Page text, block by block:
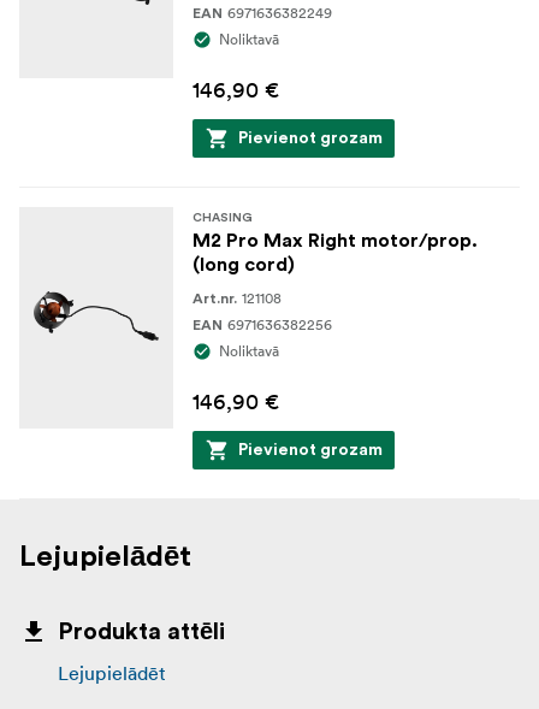
EAN 6971636382249
Noliktavā
146,90 €
Pievienot grozam
CHASING
M2 Pro Max Right motor/prop.
(long cord)
Art.nr. 121108
EAN 6971636382256
Noliktavā
146,90 €
Pievienot grozam
Lejupielādēt
Produkta attēli
Lejupielādēt